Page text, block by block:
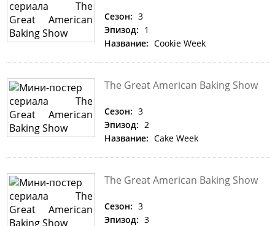
Сезон: 3
Эпизод: 1
Название: Cookie Week
The Great American Baking Show
Сезон: 3
Эпизод: 2
Название: Cake Week
The Great American Baking Show
Сезон: 3
Эпизод: 3